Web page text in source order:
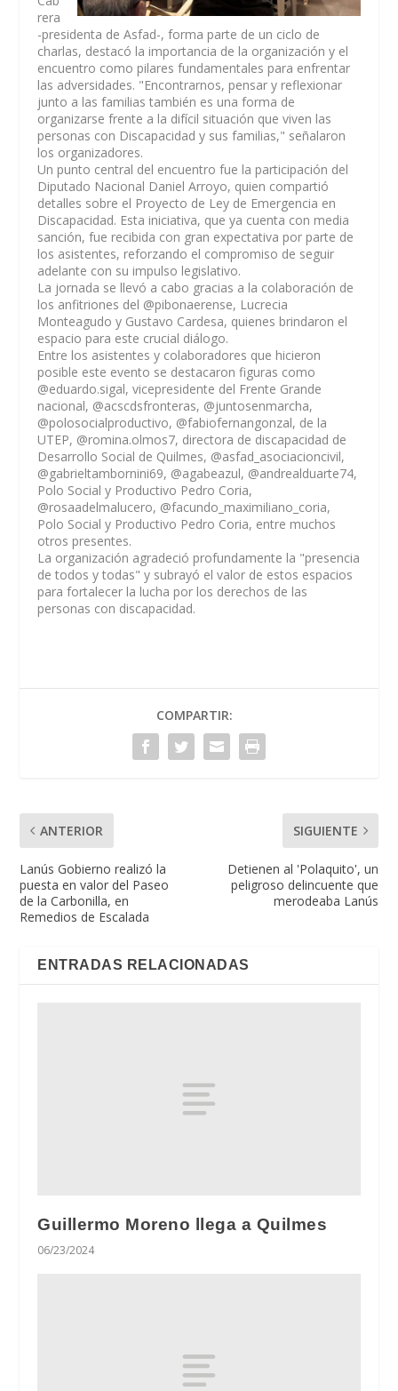
rera
-presidenta de Asfad-, forma parte de un ciclo de
charlas, destacó la importancia de la organización y el
encuentro como pilares fundamentales para enfrentar
las adversidades. "Encontrarnos, pensar y reflexionar
junto a las familias también es una forma de
organizarse frente a la difícil situación que viven las
personas con Discapacidad y sus familias," señalaron
los organizadores.
Un punto central del encuentro fue la participación del
Diputado Nacional Daniel Arroyo, quien compartió
detalles sobre el Proyecto de Ley de Emergencia en
Discapacidad. Esta iniciativa, que ya cuenta con media
sanción, fue recibida con gran expectativa por parte de
los asistentes, reforzando el compromiso de seguir
adelante con su impulso legislativo.
La jornada se llevó a cabo gracias a la colaboración de
los anfitriones del @pibonaerense, Lucrecia
Monteagudo y Gustavo Cardesa, quienes brindaron el
espacio para este crucial diálogo.
Entre los asistentes y colaboradores que hicieron
posible este evento se destacaron figuras como
@eduardo.sigal, vicepresidente del Frente Grande
nacional, @acscdsfronteras, @juntosenmarcha,
@polosocialproductivo, @fabiofernangonzal, de la
UTEP, @romina.olmos7, directora de discapacidad de
Desarrollo Social de Quilmes, @asfad_asociacioncivil,
@gabrieltambornini69, @agabeazul, @andrealduarte74,
Polo Social y Productivo Pedro Coria,
@rosaadelmalucero, @facundo_maximiliano_coria,
Polo Social y Productivo Pedro Coria, entre muchos
otros presentes.
La organización agradeció profundamente la "presencia
de todos y todas" y subrayó el valor de estos espacios
para fortalecer la lucha por los derechos de las
personas con discapacidad.
COMPARTIR:
ANTERIOR
Lanús Gobierno realizó la
puesta en valor del Paseo
de la Carbonilla, en
Remedios de Escalada
SIGUIENTE
Detienen al 'Polaquito', un
peligroso delincuente que
merodeaba Lanús
ENTRADAS RELACIONADAS
Guillermo Moreno llega a Quilmes
06/23/2024